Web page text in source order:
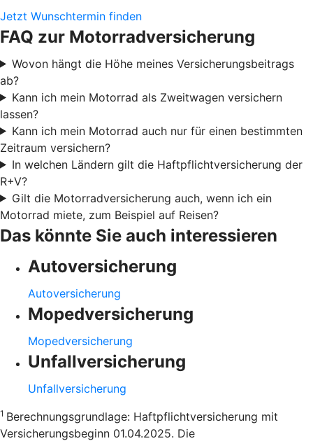
Jetzt Wunschtermin finden
FAQ zur Motorradversicherung
Wovon hängt die Höhe meines Versicherungsbeitrags
ab?
Kann ich mein Motorrad als Zweitwagen versichern
lassen?
Kann ich mein Motorrad auch nur für einen bestimmten
Zeitraum versichern?
In welchen Ländern gilt die Haftpflichtversicherung der
R+V?
Gilt die Motorradversicherung auch, wenn ich ein
Motorrad miete, zum Beispiel auf Reisen?
Das könnte Sie auch interessieren
Autoversicherung
Autoversicherung
Mopedversicherung
Mopedversicherung
Unfallversicherung
Unfallversicherung
1 Berechnungsgrundlage: Haftpflichtversicherung mit
Versicherungsbeginn 01.04.2025. Die